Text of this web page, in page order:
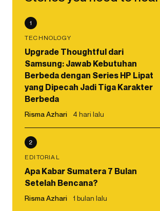
1
TECHNOLOGY
Upgrade Thoughtful dari
Samsung: Jawab Kebutuhan
Berbeda dengan Series HP Lipat
yang Dipecah Jadi Tiga Karakter
Berbeda
Risma Azhari 4 hari lalu
2
EDITORIAL
Apa Kabar Sumatera 7 Bulan
Setelah Bencana?
Risma Azhari 1 bulan lalu